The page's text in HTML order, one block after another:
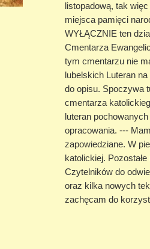
listopadową, tak
miejsca pamięci
WYŁĄCZNIE ten
Cmentarza
tym cmentarzu nie
lubelskich Luteran
do opisu. Spoczywa
cmentarza
luteran
opracowania. ---
zapowiedziane. W
katolickiej.
Czytelników do
oraz kilka nowych
zachęcam do